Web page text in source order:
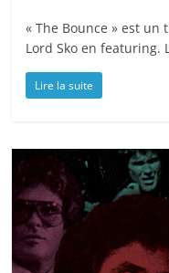
« The Bounce » est un
Lord Sko en featuring.
Lire la suite